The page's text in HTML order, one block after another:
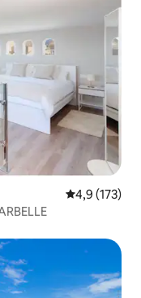
Priemerné
4,9 (173)